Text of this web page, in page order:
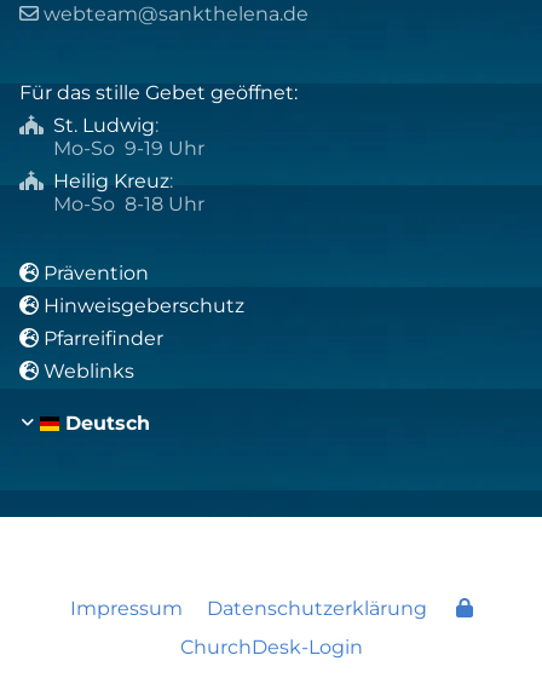
 webteam@sankthelena.de
Für das stille Gebet geöffnet:
 St. Ludwig:
Mo-So 9-19 Uhr
 Heilig Kreuz:
Mo-So 8-18 Uhr
 Prävention
 Hinweisgeberschutz
 Pfarreifinder
 Weblinks
Deutsch
Impressum
Datenschutzerklärung
ChurchDesk-Login